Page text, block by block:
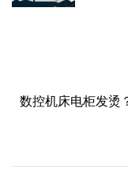
数控机床电柜发烫